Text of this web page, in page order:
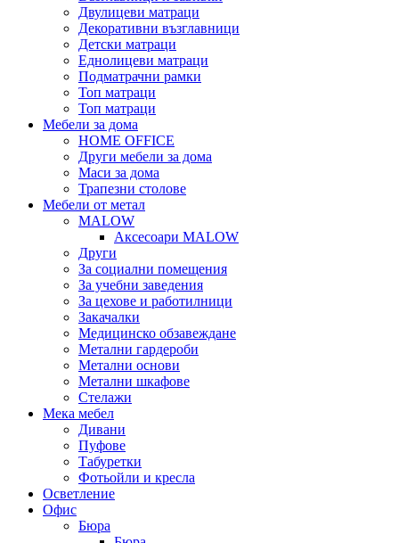
Двулицеви матраци
Декоративни възглавници
Детски матраци
Еднолицеви матраци
Подматрачни рамки
Топ матраци
Топ матраци
Мебели за дома
HOME OFFICE
Други мебели за дома
Маси за дома
Трапезни столове
Мебели от метал
MALOW
Аксесоари MALOW
Други
За социални помещения
За учебни заведения
За цехове и работилници
Закачалки
Медицинско обзавеждане
Метални гардероби
Метални основи
Метални шкафове
Стелажи
Мека мебел
Дивани
Пуфове
Табуретки
Фотьойли и кресла
Осветление
Офис
Бюра